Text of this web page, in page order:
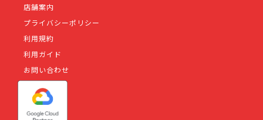
店舗案内
プライバシーポリシー
利用規約
利用ガイド
お問い合わせ